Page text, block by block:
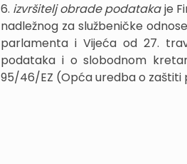
6. izvršitelj obrade podatakaje
nadležnog za službeničke
parlamenta i Vijeća od 27.
podataka i o slobodnom
95/46/EZ (Opća uredba o zaštiti